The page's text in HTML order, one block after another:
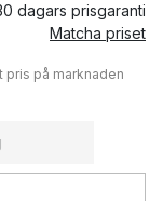
dagars prisgaranti
Matcha priset
pris på marknaden